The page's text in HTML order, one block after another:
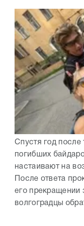
Спустя год
погибших
настаивают на
После ответа
его прекращении
волгоградцы